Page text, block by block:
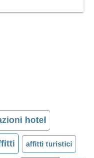
hotel
affitti turistici